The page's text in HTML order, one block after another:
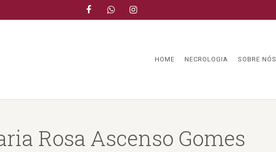
HOME NECROLOGIA SOBRE NÓS
Rosa Ascenso Gomes